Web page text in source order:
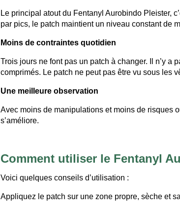
Le principal atout du Fentanyl Aurobindo Pleister,
par pics, le patch maintient un niveau constant de
Moins de contraintes quotidien
Trois jours ne font pas un patch à changer. Il n’y a
comprimés. Le patch ne peut pas être vu sous les
Une meilleure observation
Avec moins de manipulations et moins de risques
s’améliore.
Comment utiliser le Fentanyl
Voici quelques conseils d’utilisation :
Appliquez le patch sur une zone propre, sèche et